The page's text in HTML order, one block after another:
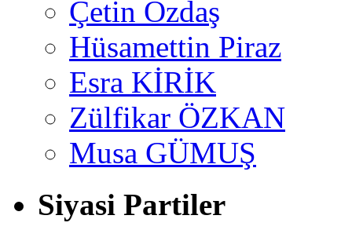
Çetin Özdaş
Hüsamettin Piraz
Esra KİRİK
Zülfikar ÖZKAN
Musa GÜMUŞ
Siyasi Partiler